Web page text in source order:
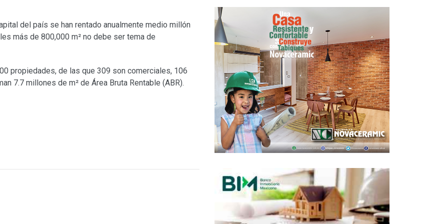
del país se han rentado anualmente medio millón
más de 800,000 m² no debe ser tema de
propiedades, de las que 309 son comerciales, 106
7.7 millones de m² de Área Bruta Rentable (ABR).